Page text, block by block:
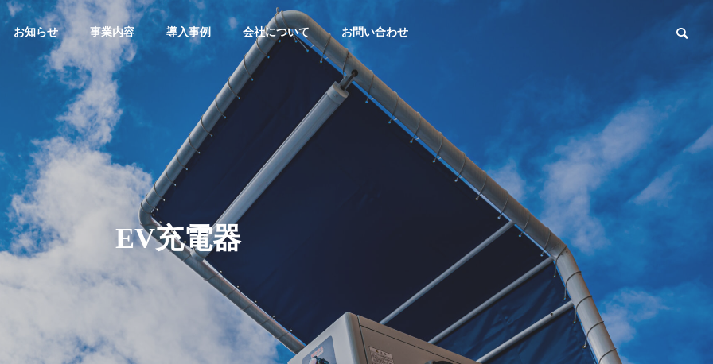
お知らせ 事業内容 導入事例 会社について お問い合わせ
発電
Power
住宅用太陽光発電
Power System
ハイブリッド蓄電
池システム
battery
LED照明
LED lighting
太陽光発電システム
ビル 太陽光発電シス
工事
産業用太陽光発電システム
A社 オフィスビル 太陽光発電
システム導入工事
S社 介護老人福祉施設 太陽光
発電システム導入工事
産業用太陽光
N社 ゴルフ場
テム導入工事
経営理念
PHILOSOPHY
アクセス
ACCESS
個人情報保護方針
Privacy Policy
EV充電器